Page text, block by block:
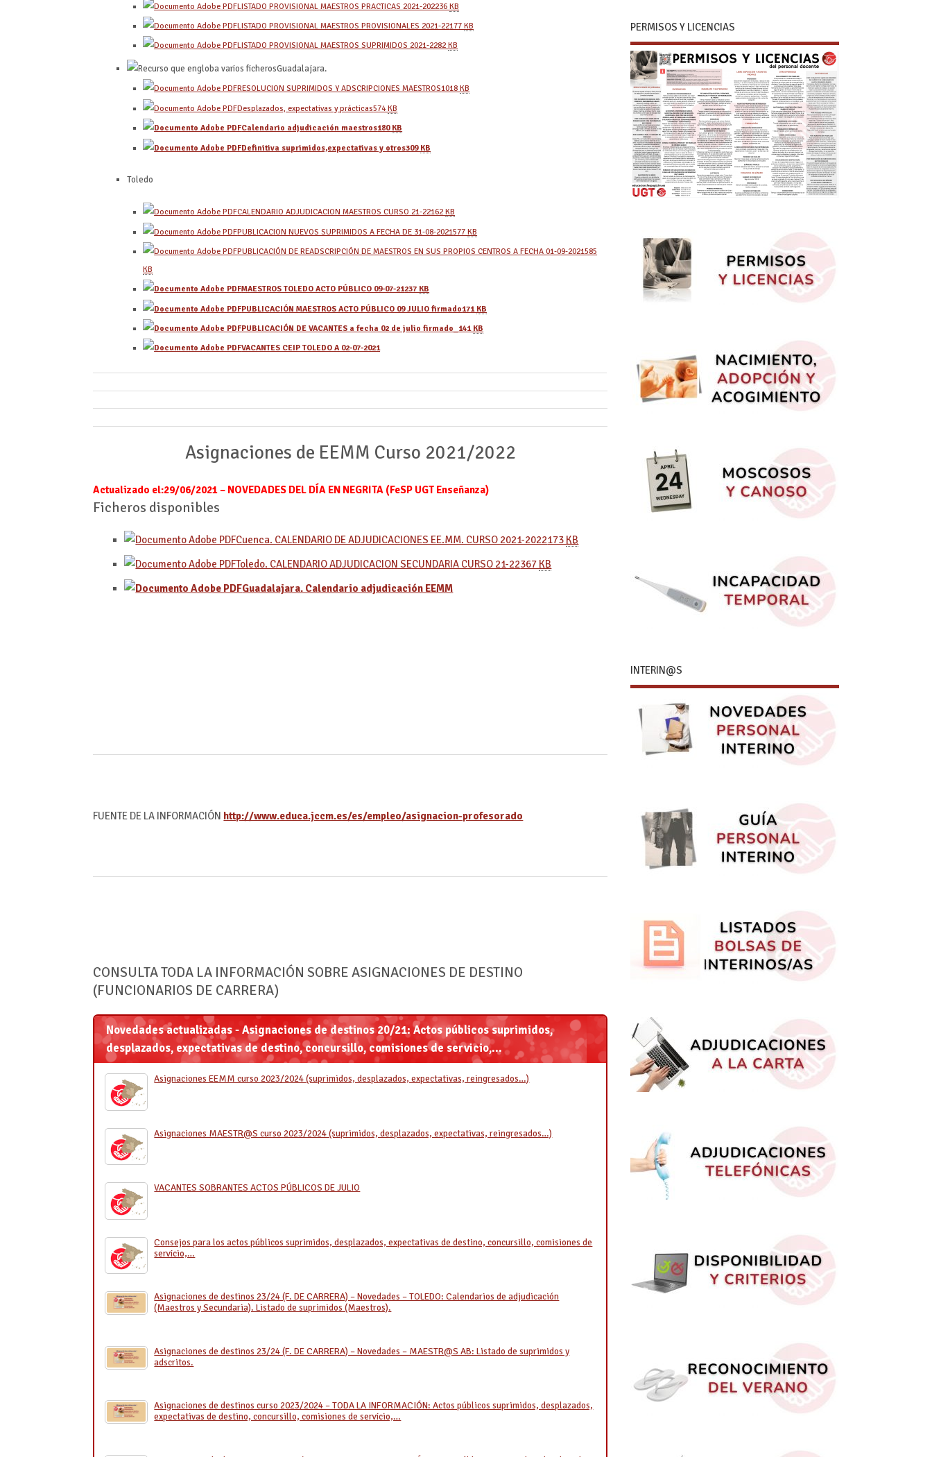
LISTADO PROVISIONAL MAESTROS PRACTICAS 2021-202236KB
LISTADO PROVISIONAL MAESTROS PROVISIONALES 2021-22177KB
LISTADO PROVISIONAL MAESTROS SUPRIMIDOS 2021-2282KB
Guadalajara.
RESOLUCION SUPRIMIDOS Y ADSCRIPCIONES MAESTROS1018KB
Desplazados, expectativas y prácticas574KB
Calendario adjudicación maestros180 KB
Definitiva suprimidos,expectativas y otros309 KB
Toledo
CALENDARIO ADJUDICACION MAESTROS CURSO 21-22162KB
PUBLICACION NUEVOS SUPRIMIDOS A FECHA DE 31-08-2021577KB
PUBLICACIÓN DE READSCRIPCIÓN DE MAESTROS EN SUS PROPIOS CENTROS A FECHA 01-09-2021585
KB
MAESTROS TOLEDO ACTO PÚBLICO 09-07-21237 KB
PUBLICACIÓN MAESTROS ACTO PÚBLICO 09 JULIO firmado171 KB
PUBLICACIÓN DE VACANTES a fecha 02 de julio firmado_ 141 KB
VACANTES CEIP TOLEDO A 02-07-2021
Asignaciones de EEMM Curso 2021/2022
Actualizado el:29/06/2021 – NOVEDADES DEL DÍA EN NEGRITA (FeSP UGT Enseñanza)
Ficheros disponibles
Cuenca. CALENDARIO DE ADJUDICACIONES EE.MM. CURSO 2021-2022173 KB
Toledo. CALENDARIO ADJUDICACION SECUNDARIA CURSO 21-22367 KB
Guadalajara. Calendario adjudicación EEMM
FUENTE DE LA INFORMACIÓN http://www.educa.jccm.es/es/empleo/asignacion-profesorado
CONSULTA TODA LA INFORMACIÓN SOBRE ASIGNACIONES DE DESTINO
(FUNCIONARIOS DE CARRERA)
Novedades actualizadas - Asignaciones de destinos 20/21: Actos públicos suprimidos,
desplazados, expectativas de destino, concursillo, comisiones de servicio,...
Asignaciones EEMM curso 2023/2024 (suprimidos, desplazados, expectativas, reingresados…)
Asignaciones MAESTR@S curso 2023/2024 (suprimidos, desplazados, expectativas, reingresados…)
VACANTES SOBRANTES ACTOS PÚBLICOS DE JULIO
Consejos para los actos públicos suprimidos, desplazados, expectativas de destino, concursillo, comisiones de
servicio,…
Asignaciones de destinos 23/24 (F. DE CARRERA) – Novedades – TOLEDO: Calendarios de adjudicación
(Maestros y Secundaria). Listado de suprimidos (Maestros).
Asignaciones de destinos 23/24 (F. DE CARRERA) – Novedades – MAESTR@S AB: Listado de suprimidos y
adscritos.
Asignaciones de destinos curso 2023/2024 – TODA LA INFORMACIÓN: Actos públicos suprimidos, desplazados,
expectativas de destino, concursillo, comisiones de servicio,…
PERMISOS Y LICENCIAS
INTERIN@S